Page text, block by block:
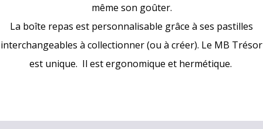
même son goûter.
La boîte repas est personnalisable grâce à ses pastilles
interchangeables à collectionner (ou à créer). Le MB Trésor
est unique. Il est ergonomique et hermétique.